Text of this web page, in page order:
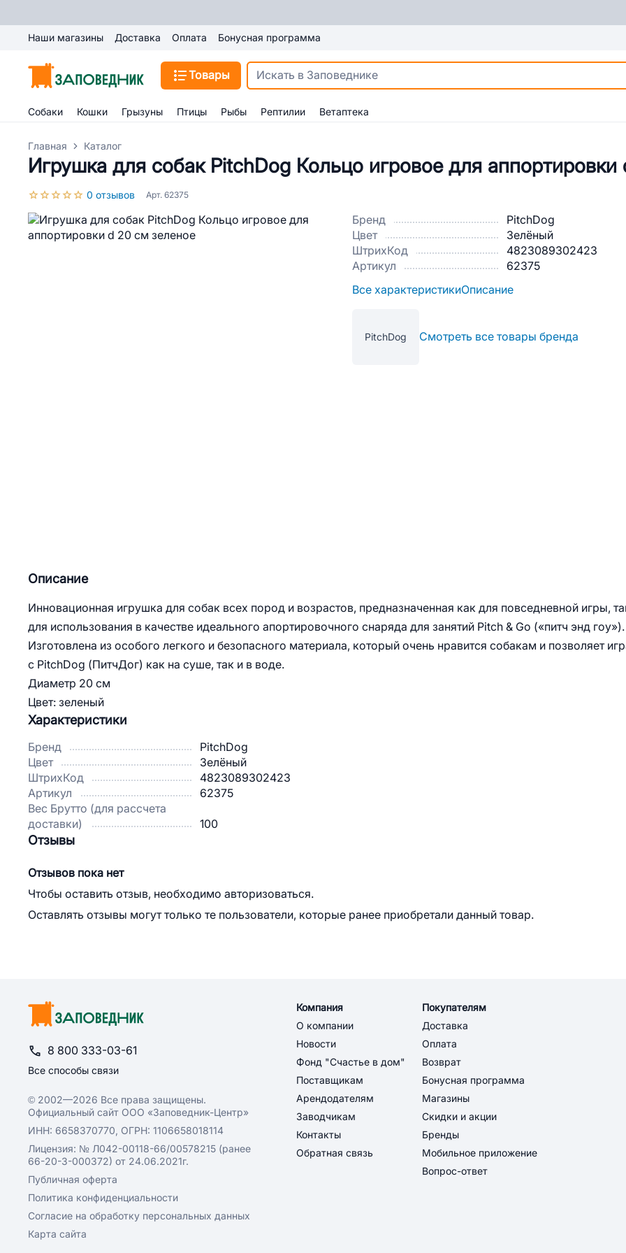
Наши магазины Доставка Оплата Бонусная программа
Товары
Собаки Кошки Грызуны Птицы Рыбы Рептилии Ветаптека
Главная Каталог
Игрушка для собак PitchDog Кольцо игровое для
0 отзывов Арт. 62375
Бренд
PitchDog
Цвет
Зелёный
ШтрихКод
4823089302423
Артикул
62375
Все характеристикиОписание
PitchDog Смотреть все товары бренда
Описание
Инновационная игрушка для собак всех пород и возрастов, предназначенная как для повседневной игры,
для использования в качестве идеального апортировочного снаряда для занятий Pitch & Go («питч энд гоу»).
Изготовлена из особого легкого и безопасного материала, который очень нравится собакам и позволяет
с PitchDog (ПитчДог) как на суше, так и в воде.
Диаметр 20 см
Цвет: зеленый
Характеристики
Бренд
PitchDog
Цвет
Зелёный
ШтрихКод
4823089302423
Артикул
62375
Вес Брутто (для рассчета
доставки)
100
Отзывы
Отзывов пока нет
Чтобы оставить отзыв, необходимо авторизоваться.
Оставлять отзывы могут только те пользователи, которые ранее приобретали данный товар.
8 800 333-03-61
Все способы связи
© 2002—2026 Все права защищены.
Официальный сайт ООО «Заповедник-Центр»
ИНН: 6658370770, ОГРН: 1106658018114
Лицензия: № Л042-00118-66/00578215 (ранее
66-20-3-000372) от 24.06.2021г.
Публичная оферта
Политика конфиденциальности
Согласие на обработку персональных данных
Карта сайта
Компания
О компании
Новости
Фонд "Счастье в дом"
Поставщикам
Арендодателям
Заводчикам
Контакты
Обратная связь
Покупателям
Доставка
Оплата
Возврат
Бонусная программа
Магазины
Скидки и акции
Бренды
Мобильное приложение
Вопрос-ответ